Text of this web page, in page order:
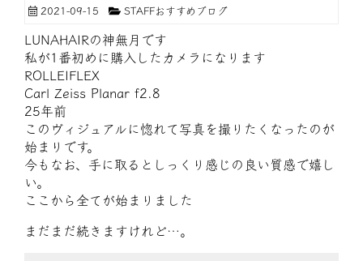
2021-09-15 STAFFおすすめブログ
LUNAHAIRの神無月です
私が1番初めに購入したカメラになります
ROLLEIFLEX
Carl Zeiss Planar f2.8
25年前
このヴィジュアルに惚れて写真を撮りたくなったのが
始まりです。
今もなお、手に取るとしっくり感じの良い質感で嬉し
い。
ここから全てが始まりました
まだまだ続きますけれど…。